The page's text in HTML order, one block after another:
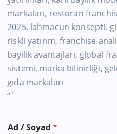
markaları, restoran
2025, lahmacun konsepti,
riskli yatırım, franchise
bayilik avantajları, global
sistemi, marka bilinirliği,
gıda markaları
“`
Ad / Soyad*